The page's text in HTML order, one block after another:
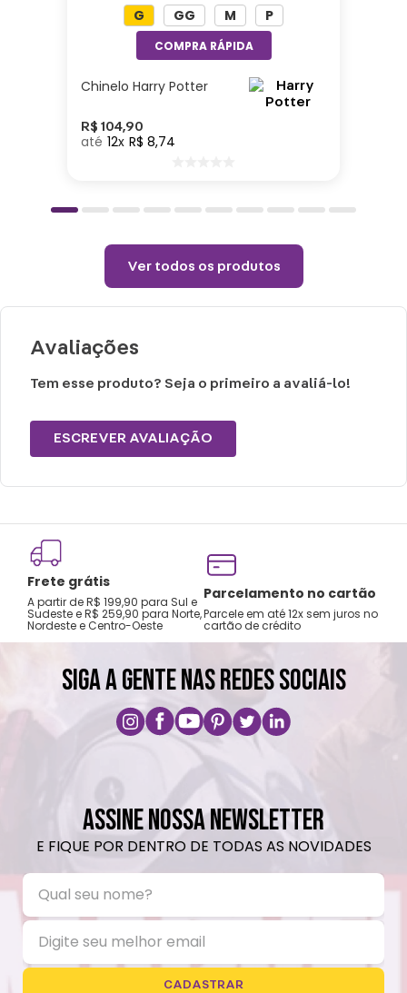
Altura: 35cm| Largura: 38cm| Comprimento:
14cm| Material: Poliéster| Enchimento: Fibra
Cuidados e recomendações de uso:
Passar com temperatura máxima de 110°
Não alvejar.
Temperatura máxima de lavagem 40°.
Não limpar a seco.
Chinelo Harry Potter
R$ 104,90
12 R$ 8,74
G GG M P
Ver todos os produtos
Avaliações
Tem esse produto? Seja o primeiro a avaliá-lo!
ESCREVER AVALIAÇÃO
Frete grátis
A partir de R$ 199,90 para Sul e
Sudeste e R$ 259,90 para Norte,
Nordeste e Centro-Oeste
Parcelamento no cartão
Parcele em até 12x sem juros no
cartão de crédito
SIGA A GENTE NAS REDES SOCIAIS
ASSINE NOSSA NEWSLETTER
E FIQUE POR DENTRO DE TODAS AS NOVIDADES
CADASTRAR